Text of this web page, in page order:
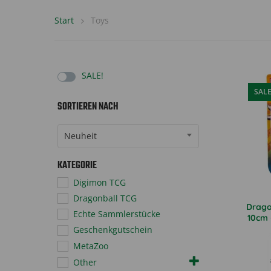
Start Toys
SALE!
SORTIEREN NACH
Neuheit
KATEGORIE
Digimon TCG
Dragonball TCG
Echte Sammlerstücke
Geschenkgutschein
MetaZoo
Other
SALE
10cm